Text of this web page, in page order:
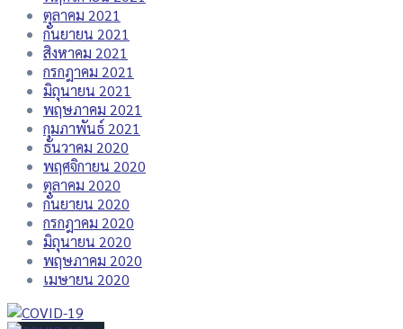
ตุลาคม 2021
กันยายน 2021
สิงหาคม 2021
กรกฎาคม 2021
มิถุนายน 2021
พฤษภาคม 2021
กุมภาพันธ์ 2021
ธันวาคม 2020
พฤศจิกายน 2020
ตุลาคม 2020
กันยายน 2020
กรกฎาคม 2020
มิถุนายน 2020
พฤษภาคม 2020
เมษายน 2020